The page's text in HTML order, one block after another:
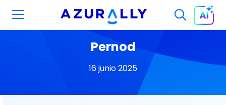
Pernod
16 junio 2025